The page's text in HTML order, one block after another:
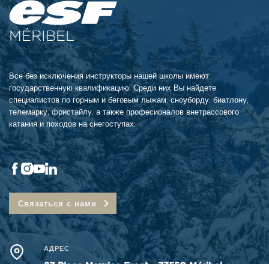
MÉRIBEL
Все без исключения инструкторы нашей школы имеют
государственную квалификацию. Среди них Вы найдете
специалистов по горным и беговым лыжам, сноуборду, биатлону,
телемарку, фристайлу, а также професионалов внетрассового
катания и походов на снегоступах.
Связаться с нами
АДРЕС